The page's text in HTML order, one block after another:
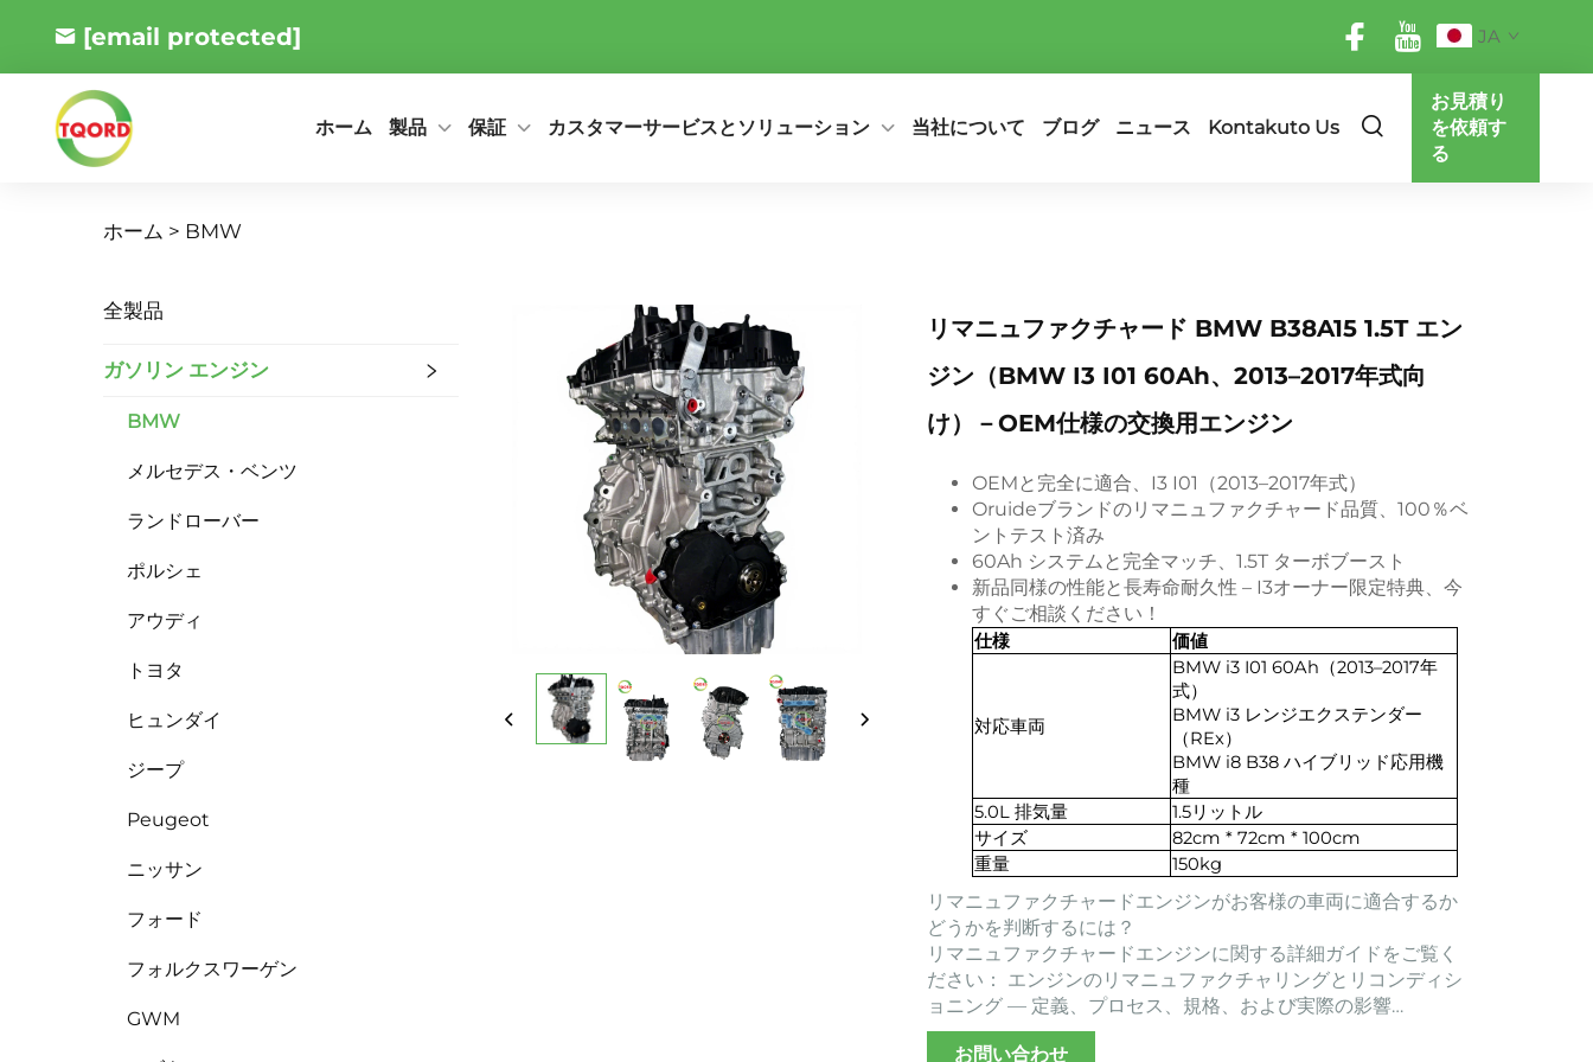
[email protected] JA
ホーム 製品 保証 カスタマーサービスとソリューション 当社について ブログ ニュース Kontakuto Us
お見積り
を依頼す
る
ホーム > BMW
全製品
ガソリン エンジン
BMW
メルセデス・ベンツ
ランドローバー
ポルシェ
アウディ
トヨタ
ヒュンダイ
ジープ
Peugeot
ニッサン
フォード
フォルクスワーゲン
GWM
リマニュファクチャード BMW B38A15 1.5T エン
ジン（BMW I3 I01 60Ah、2013–2017年式向
け）－OEM仕様の交換用エンジン
OEMと完全に適合、I3 I01（2013–2017年式）
Oruideブランドのリマニュファクチャード品質、100％ベ
ントテスト済み
60Ah システムと完全マッチ、1.5T ターボブースト
新品同様の性能と長寿命耐久性 – I3オーナー限定特典、今
すぐご相談ください！
仕様 価値
対応車両
BMW i3 I01 60Ah（2013–2017年
式）
BMW i3 レンジエクステンダー
（REx）
BMW i8 B38 ハイブリッド応用機
種
5.0L 排気量
1.5リットル
サイズ
82cm * 72cm * 100cm
重量
150kg
リマニュファクチャードエンジンがお客様の車両に適合するか
どうかを判断するには？
リマニュファクチャードエンジンに関する詳細ガイドをご覧く
ださい： エンジンのリマニュファクチャリングとリコンディシ
ョニング ― 定義、プロセス、規格、および実際の影響…
お問い合わせ